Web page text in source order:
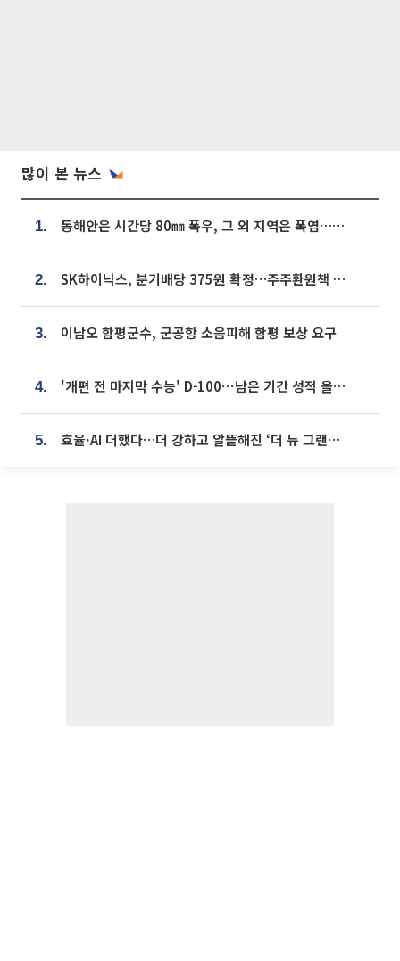
많이 본 뉴스
1. 동해안은 시간당 80㎜ 폭우, 그 외 지역은 폭염…‘극과 극 날씨’
2. SK하이닉스, 분기배당 375원 확정…주주환원책 9월로 앞당겨 발표
3. 이남오 함평군수, 군공항 소음피해 함평 보상 요구
4. '개편 전 마지막 수능' D-100⋯남은 기간 성적 올릴 전략은
5. 효율·AI 더했다…더 강하고 알뜰해진 ‘더 뉴 그랜저 하이브리드’ [ET의 모빌리티]